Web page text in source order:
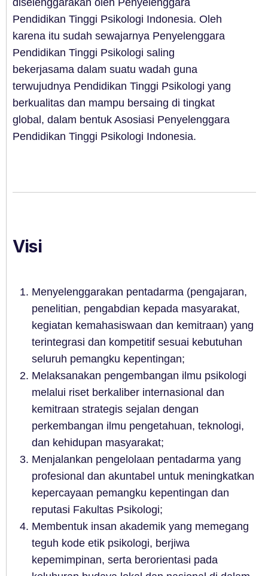
diselenggarakan oleh Penyelenggara
Pendidikan Tinggi Psikologi Indonesia. Oleh
karena itu sudah sewajarnya Penyelenggara
Pendidikan Tinggi Psikologi saling
bekerjasama dalam suatu wadah guna
terwujudnya Pendidikan Tinggi Psikologi yang
berkualitas dan mampu bersaing di tingkat
global, dalam bentuk Asosiasi Penyelenggara
Pendidikan Tinggi Psikologi Indonesia.
Visi
Menyelenggarakan pentadarma (pengajaran,
penelitian, pengabdian kepada masyarakat,
kegiatan kemahasiswaan dan kemitraan) yang
terintegrasi dan kompetitif sesuai kebutuhan
seluruh pemangku kepentingan;
Melaksanakan pengembangan ilmu psikologi
melalui riset berkaliber internasional dan
kemitraan strategis sejalan dengan
perkembangan ilmu pengetahuan, teknologi,
dan kehidupan masyarakat;
Menjalankan pengelolaan pentadarma yang
profesional dan akuntabel untuk meningkatkan
kepercayaan pemangku kepentingan dan
reputasi Fakultas Psikologi;
Membentuk insan akademik yang memegang
teguh kode etik psikologi, berjiwa
kepemimpinan, serta berorientasi pada